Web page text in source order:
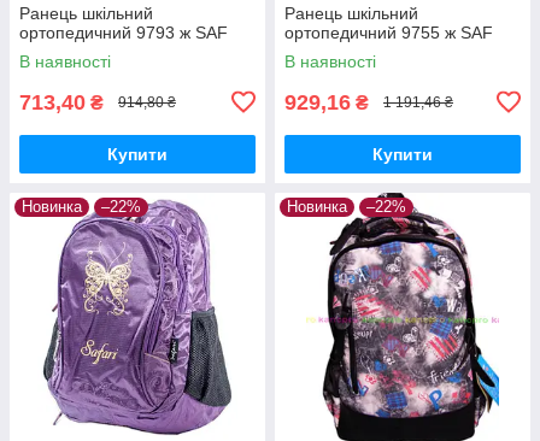
Ранець шкільний
ортопедичний 9793 ж SAF
В наявності
713,40 ₴ 914,80 ₴
Купити
Ранець шкільний
ортопедичний 9755 ж SAF
В наявності
929,16 ₴ 1 191,46 ₴
Купити
Новинка –22% Новинка –22%